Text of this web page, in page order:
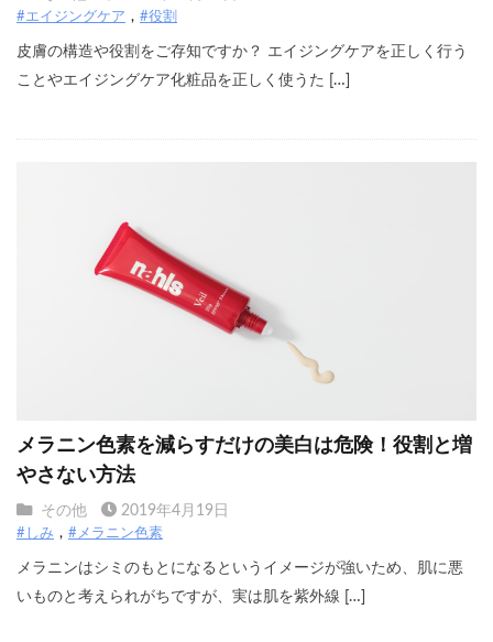
#エイジングケア #役割
皮膚の構造や役割をご存知ですか？ エイジングケアを正しく行う
ことやエイジングケア化粧品を正しく使うた […]
メラニン色素を減らすだけの美白は危険！役割と増
やさない方法
その他 2019年4月19日
#しみ #メラニン色素
メラニンはシミのもとになるというイメージが強いため、肌に悪
いものと考えられがちですが、実は肌を紫外線 […]